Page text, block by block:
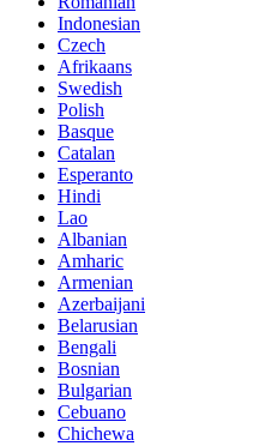
Indonesian
Czech
Afrikaans
Swedish
Polish
Basque
Catalan
Esperanto
Hindi
Lao
Albanian
Amharic
Armenian
Azerbaijani
Belarusian
Bengali
Bosnian
Bulgarian
Cebuano
Chichewa